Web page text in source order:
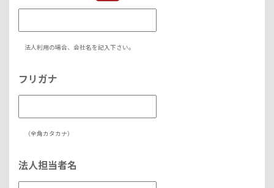
法人利用の場合、会社名を記入下さい。
フリガナ
（全角カタカナ）
法人担当者名